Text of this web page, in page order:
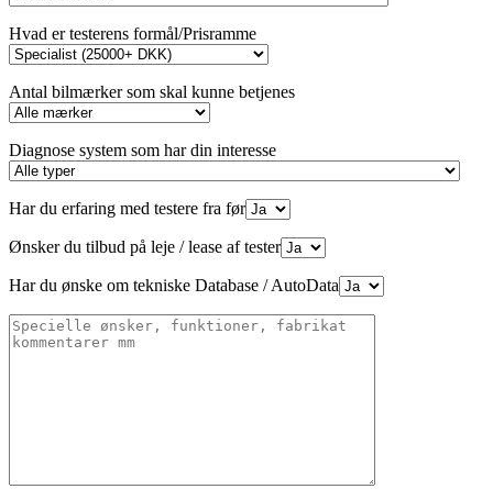
Hvad er testerens formål/Prisramme
Antal bilmærker som skal kunne betjenes
Diagnose system som har din interesse
Har du erfaring med testere fra før
Ønsker du tilbud på leje / lease af tester
Har du ønske om tekniske Database / AutoData